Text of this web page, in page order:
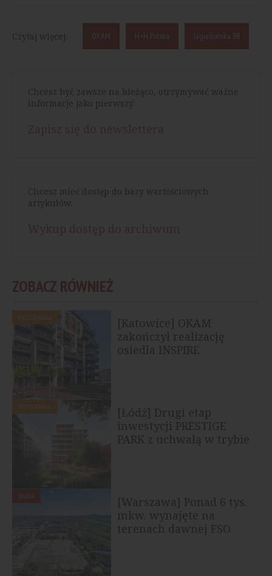
Czytaj więcej: OKAM H+H Polska Jagiellońska 88
Chcesz być zawsze na bieżąco, otrzymywać ważne
informacje jako pierwszy.
Chcesz mieć dostęp do bazy wartościowych
artykułów.
ZOBACZ RÓWNIEŻ
[Katowice] OKAM
zakończył realizację
osiedla INSPIRE
[Łódź] Drugi etap
inwestycji PRESTIGE
PARK z uchwałą w trybie
[Warszawa] Ponad 6 tys.
mkw. wynajęte na
terenach dawnej FSO